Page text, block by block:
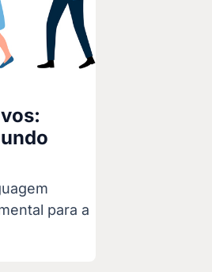
para a